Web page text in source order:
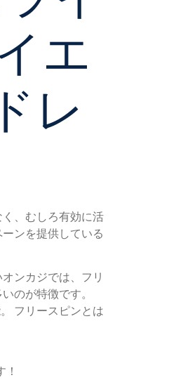
エ
レ
、むしろ有効に活
ンを提供している
ンカジでは、フリ
のが特徴です。
フリースピンとは